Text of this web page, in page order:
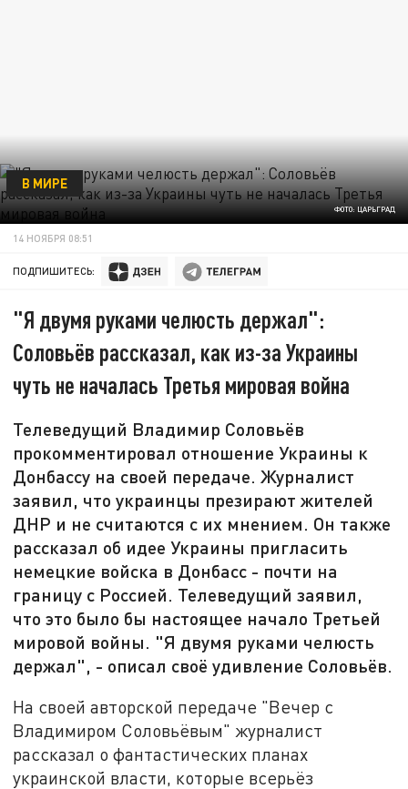
ФОТО: ЦАРЬГРАД
В МИРЕ
14 НОЯБРЯ 08:51
ПОДПИШИТЕСЬ:
"Я двумя руками челюсть держал":
Соловьёв рассказал, как из-за Украины
чуть не началась Третья мировая война
Телеведущий Владимир Соловьёв
прокомментировал отношение Украины к
Донбассу на своей передаче. Журналист
заявил, что украинцы презирают жителей
ДНР и не считаются с их мнением. Он также
рассказал об идее Украины пригласить
немецкие войска в Донбасс - почти на
границу с Россией. Телеведущий заявил,
что это было бы настоящее начало Третьей
мировой войны. "Я двумя руками челюсть
держал", - описал своё удивление Соловьёв.
На своей авторской передаче "Вечер с
Владимиром Соловьёвым" журналист
рассказал о фантастических планах
украинской власти, которые всерьёз